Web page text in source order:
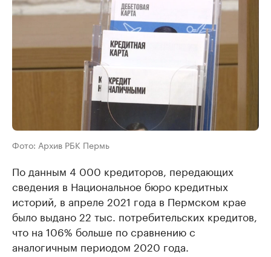
Фото: Архив РБК Пермь
По данным 4 000 кредиторов, передающих
сведения в Национальное бюро кредитных
историй, в апреле 2021 года в Пермском крае
было выдано 22 тыс. потребительских кредитов,
что на 106% больше по сравнению с
аналогичным периодом 2020 года.